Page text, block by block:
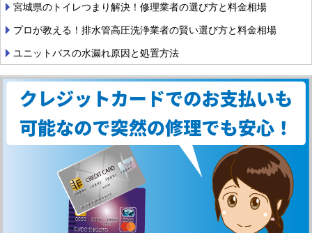
宮城県のトイレつまり解決！修理業者の選び方と料金相場
プロが教える！排水管高圧洗浄業者の賢い選び方と料金相場
ユニットバスの水漏れ原因と処置方法